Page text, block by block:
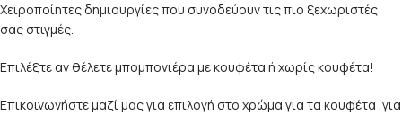
Χειροποίητες δημιουργίες που συνοδεύουν τις πιο ξεχωριστές
σας στιγμές.
Επιλέξτε αν θέλετε μπομπονιέρα με κουφέτα ή χωρίς κουφέτα!
Επικοινωνήστε μαζί μας για επιλογή στο χρώμα για τα κουφέτα ,για